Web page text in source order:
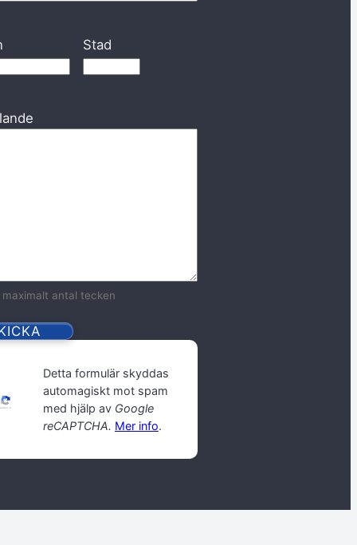
S
Stad
maximalt antal tecken
Detta formulär skyddas
automagiskt mot spam
med hjälp av Google
reCAPTCHA. Mer info.